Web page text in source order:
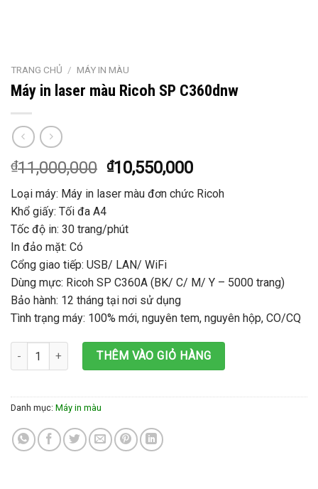
TRANG CHỦ / MÁY IN MÀU
Máy in laser màu Ricoh SP C360dnw
₫11,000,000 ₫10,550,000
Loại máy: Máy in laser màu đơn chức Ricoh
Khổ giấy: Tối đa A4
Tốc độ in: 30 trang/phút
In đảo mặt: Có
Cổng giao tiếp: USB/ LAN/ WiFi
Dùng mực: Ricoh SP C360A (BK/ C/ M/ Y – 5000 trang)
Bảo hành: 12 tháng tại nơi sử dụng
Tình trạng máy: 100% mới, nguyên tem, nguyên hộp, CO/CQ
Máy in laser màu Ricoh SP C360dnw số lượng
THÊM VÀO GIỎ HÀNG
Danh mục: Máy in màu